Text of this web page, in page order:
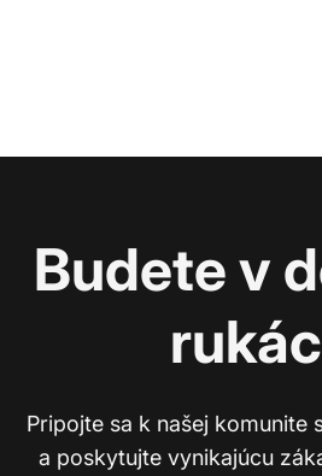
Budete v
Pripojte sa k našej komunite
a poskytujte vynikajúcu